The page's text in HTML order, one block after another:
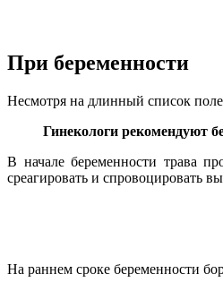
При беременности
Несмотря на длинный список
Гинекологи рекомендуют
В начале беременности трава
среагировать и спровоцировать
На раннем сроке беременности